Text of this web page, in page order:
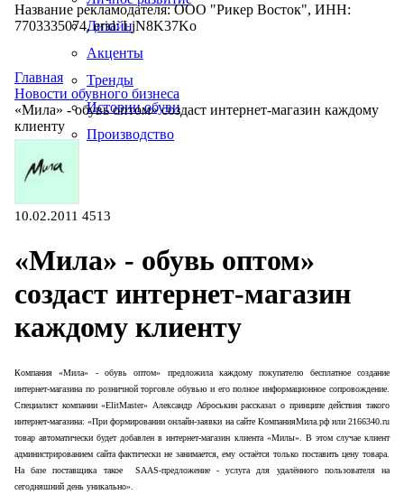
Дизайн
Акценты
Тренды
Истории обуви
Производство
Название рекламодателя: ООО "Рикер Восток", ИНН:
7703335074, erid: LjN8K37Ko
Главная
Новости обувного бизнеса
«Мила» - обувь оптом» создаст интернет-магазин каждому
клиенту
10.02.2011 4513
«Мила» - обувь оптом»
создаст интернет-магазин
каждому клиенту
Компания «Мила» - обувь оптом» предложила каждому покупателю бесплатное создание
интернет-магазина по розничной торговле обувью и его полное информационное сопровождение.
Специалист компании «ElitMaster» Александр Аброськин рассказал о принципе действия такого
интернет-магазина: «При формировании онлайн-заявки на сайте КомпанияМила.рф или 2166340.ru
товар автоматически будет добавлен в интернет-магазин клиента «Милы». В этом случае клиент
администрированием сайта фактически не занимается, ему остаётся только поставить цену товара.
На базе поставщика такое SAAS-предложение - услуга для удалённого пользователя на
сегодняшний день уникально».